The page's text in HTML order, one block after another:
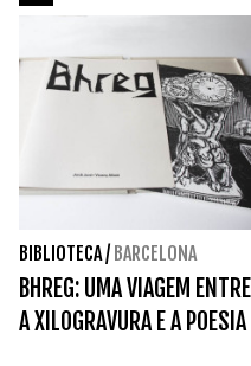
BIBLIOTECA/ BARCELONA
BHREG: UMA VIAGEM ENTRE
A XILOGRAVURA E A POESIA